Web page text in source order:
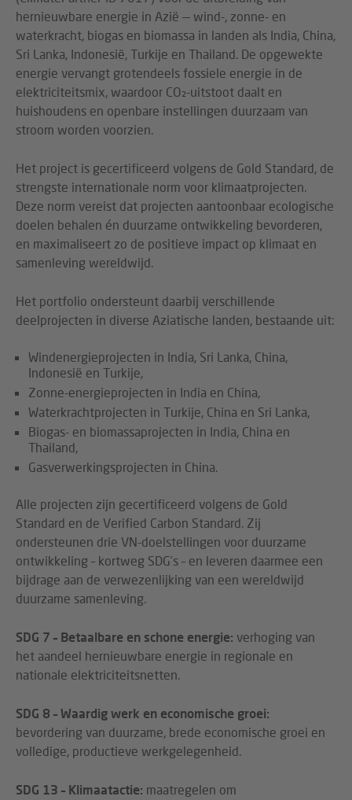
hernieuwbare energie in Azië — wind-, zonne- en
waterkracht, biogas en biomassa in landen als India, China,
Sri Lanka, Indonesië, Turkije en Thailand. De opgewekte
energie vervangt grotendeels fossiele energie in de
elektriciteitsmix, waardoor CO₂-uitstoot daalt en
huishoudens en openbare instellingen duurzaam van
stroom worden voorzien.
Het project is gecertificeerd volgens de Gold Standard, de
strengste internationale norm voor klimaatprojecten.
Deze norm vereist dat projecten aantoonbaar ecologische
doelen behalen én duurzame ontwikkeling bevorderen,
en maximaliseert zo de positieve impact op klimaat en
samenleving wereldwijd.
Het portfolio ondersteunt daarbij verschillende
deelprojecten in diverse Aziatische landen, bestaande uit:
Windenergieprojecten in India, Sri Lanka, China,
Indonesië en Turkije,
Zonne-energieprojecten in India en China,
Waterkrachtprojecten in Turkije, China en Sri Lanka,
Biogas- en biomassaprojecten in India, China en
Thailand,
Gasverwerkingsprojecten in China.
Alle projecten zijn gecertificeerd volgens de Gold
Standard en de Verified Carbon Standard. Zij
ondersteunen drie VN-doelstellingen voor duurzame
ontwikkeling – kortweg SDG’s – en leveren daarmee een
bijdrage aan de verwezenlijking van een wereldwijd
duurzame samenleving.
SDG 7 – Betaalbare en schone energie: verhoging van
het aandeel hernieuwbare energie in regionale en
nationale elektriciteitsnetten.
SDG 8 – Waardig werk en economische groei:
bevordering van duurzame, brede economische groei en
volledige, productieve werkgelegenheid.
SDG 13 – Klimaatactie: maatregelen om